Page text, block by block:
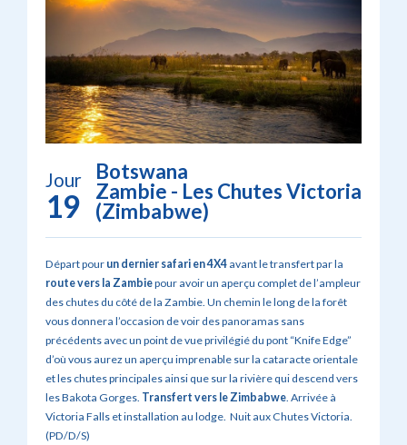
Jour
19
Botswana
Zambie - Les Chutes Victoria
(Zimbabwe)
Départ pour un dernier safari en 4X4 avant le transfert par la
route vers la Zambiepour avoir un aperçu complet de l’ampleur
des chutes du côté de la Zambie. Un chemin le long de la forêt
vous donnera l’occasion de voir des panoramas sans
précédents avec un point de vue privilégié du pont “Knife Edge”
d’où vous aurez un aperçu imprenable sur la cataracte orientale
et les chutes principales ainsi que sur la rivière qui descend vers
les Bakota Gorges. Transfert vers le Zimbabwe . Arrivée à
Victoria Falls et installation au lodge. Nuit aux Chutes Victoria.
(PD/D/S)